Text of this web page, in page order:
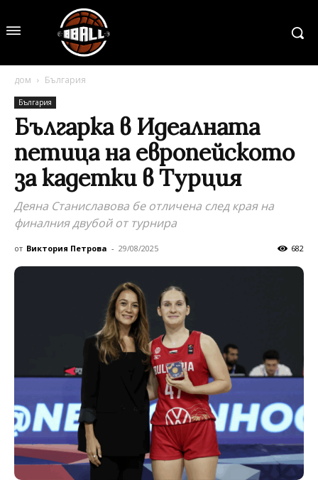
дом България
България
Българка в Идеалната
петица на европейското
за кадетки в Турция
Деяна Станиславова бе отличена след края на
финалния двубой от турнира
от Виктория Петрова - 29/08/2025 682